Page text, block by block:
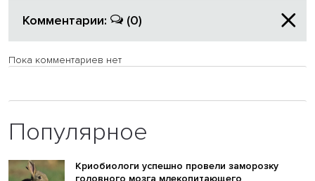
Комментарии: (0)
Пока комментариев нет
Популярное
Криобиологи успешно провели заморозку
головного мозга млекопитающего